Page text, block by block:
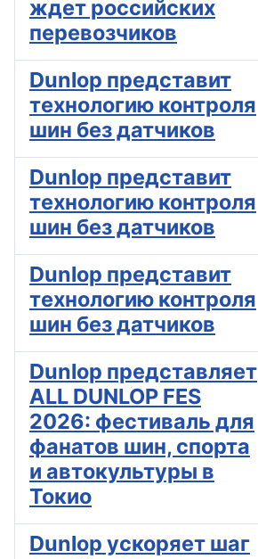
ждет российских
перевозчиков
Dunlop представит
технологию контроля
шин без датчиков
Dunlop представит
технологию контроля
шин без датчиков
Dunlop представит
технологию контроля
шин без датчиков
Dunlop представляет
ALL DUNLOP FES
2026: фестиваль для
фанатов шин, спорта
и автокультуры в
Токио
Dunlop ускоряет шаг